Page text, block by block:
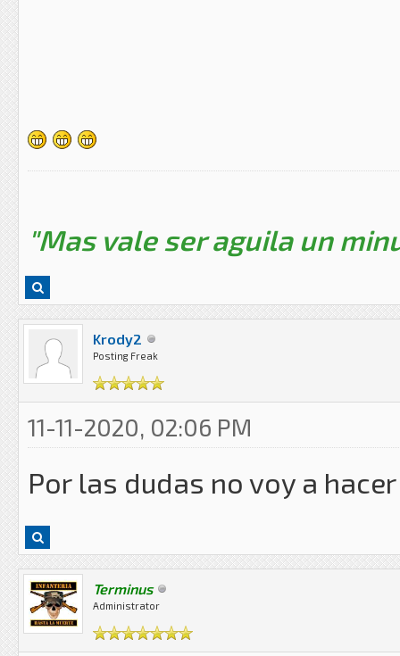
"Mas vale ser aguila un
Krody2
Posting Freak
11-11-2020, 02:06 PM
Por las dudas no voy a
Terminus
Administrator